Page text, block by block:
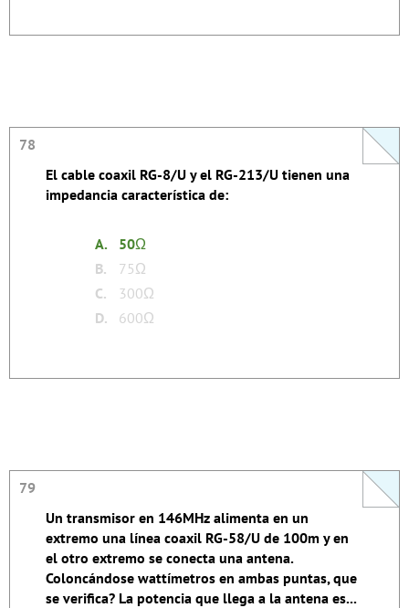
78
El cable coaxil RG-8/U y el RG-213/U tienen una
impedancia característica de:
A. 50Ω
B.
75Ω
C.
300Ω
D.
600Ω
78
La respuesta se autoexplica.
79
Un transmisor en 146MHz alimenta en un
extremo una línea coaxil RG-58/U de 100m y en
el otro extremo se conecta una antena.
Coloncándose wattímetros en ambas puntas, que
se verifica? La potencia que llega a la antena es...
79
Toda línea de transmisión tiene pérdidas por lo
cual la potencia que entrega en la antena es
siempre menor a la que recibe del transmisor.
Tags:
none